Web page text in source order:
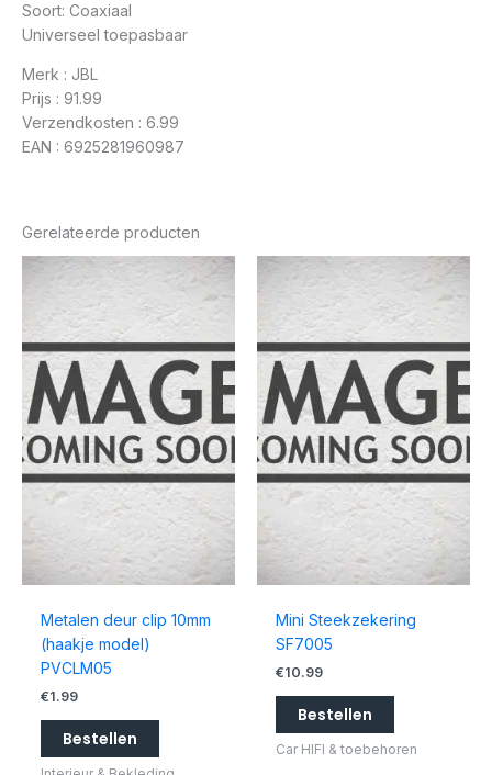
Soort: Coaxiaal
Universeel toepasbaar
Merk : JBL
Prijs : 91.99
Verzendkosten : 6.99
EAN : 6925281960987
Gerelateerde producten
Metalen deur clip 10mm
(haakje model)
PVCLM05
€1.99
Bestellen
Mini Steekzekering
SF7005
€10.99
Bestellen
Car HIFI & toebehoren